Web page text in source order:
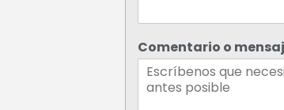
Comentario o